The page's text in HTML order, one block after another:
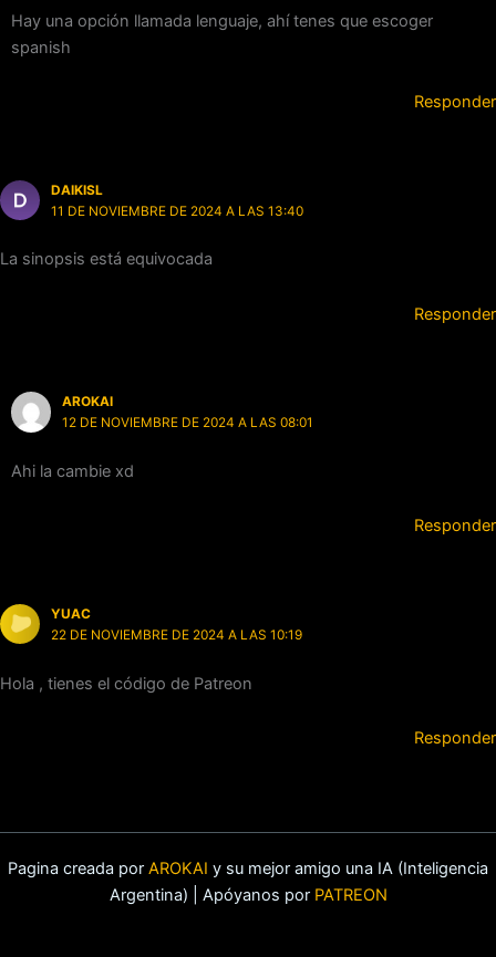
Hay una opción llamada lenguaje, ahí tenes que escoger
spanish
Responder
DAIKISL
11 DE NOVIEMBRE DE 2024 A LAS 13:40
La sinopsis está equivocada
Responder
AROKAI
12 DE NOVIEMBRE DE 2024 A LAS 08:01
Ahi la cambie xd
Responder
YUAC
22 DE NOVIEMBRE DE 2024 A LAS 10:19
Hola , tienes el código de Patreon
Responder
Pagina creada por AROKAI y su mejor amigo una IA (Inteligencia
Argentina) | Apóyanos por PATREON